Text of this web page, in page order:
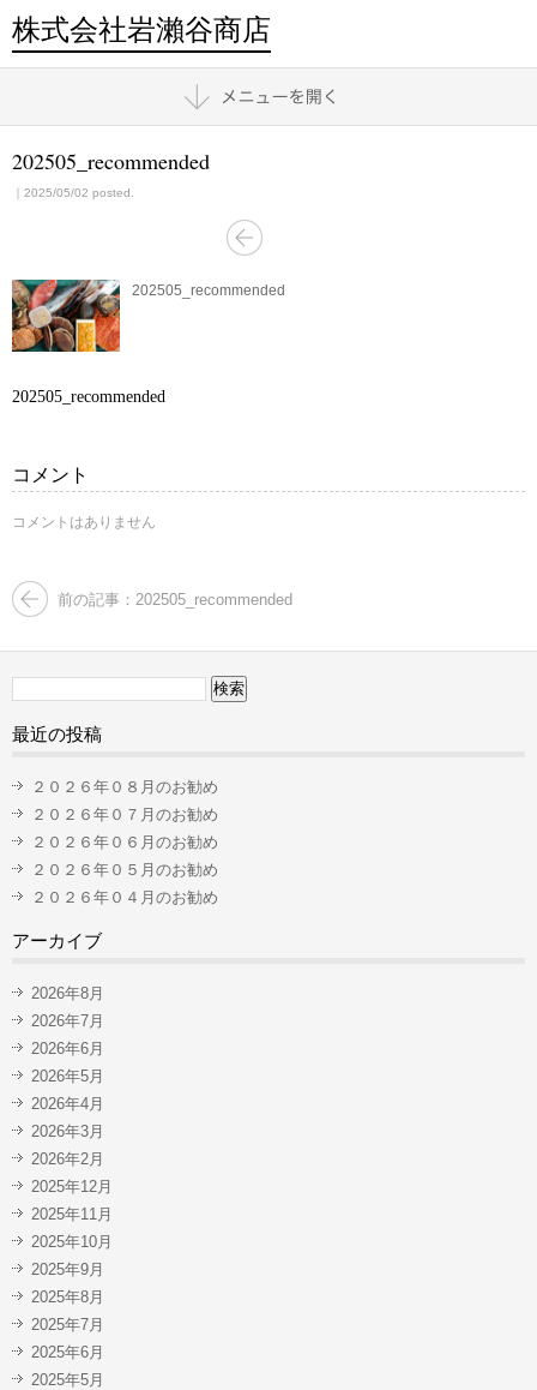
株式会社岩瀨谷商店
202505_recommended
｜2025/05/02 posted.
202505_recommended
202505_recommended
コメント
コメントはありません
前の記事：202505_recommended
最近の投稿
２０２６年０８月のお勧め
２０２６年０７月のお勧め
２０２６年０６月のお勧め
２０２６年０５月のお勧め
２０２６年０４月のお勧め
アーカイブ
2026年8月
2026年7月
2026年6月
2026年5月
2026年4月
2026年3月
2026年2月
2025年12月
2025年11月
2025年10月
2025年9月
2025年8月
2025年7月
2025年6月
2025年5月